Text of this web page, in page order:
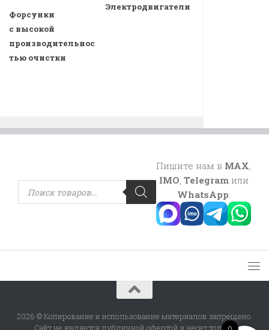
Форсунки
с высокой
производительнос
тью очистки
Электродвигатели
Поиск
товаров
Пишите нам в MAX,
IMO, Telegramили
WhatsApp:
2026 © Копирование и использование материалов запрещено.
Сайт не является публичной офертой и несет только